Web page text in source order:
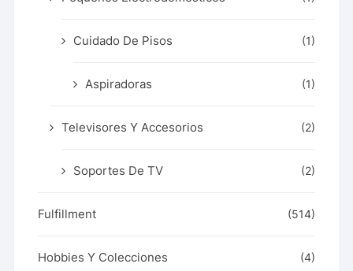
Cuidado De Pisos (1)
Aspiradoras (1)
Televisores Y Accesorios (2)
Soportes De TV (2)
Fulfillment (514)
Hobbies Y Colecciones (4)